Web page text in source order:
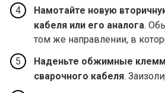
Намотайте новую
кабеля или его аналога.
том же направлении, в
Наденьте обжимные
сварочного кабеля.